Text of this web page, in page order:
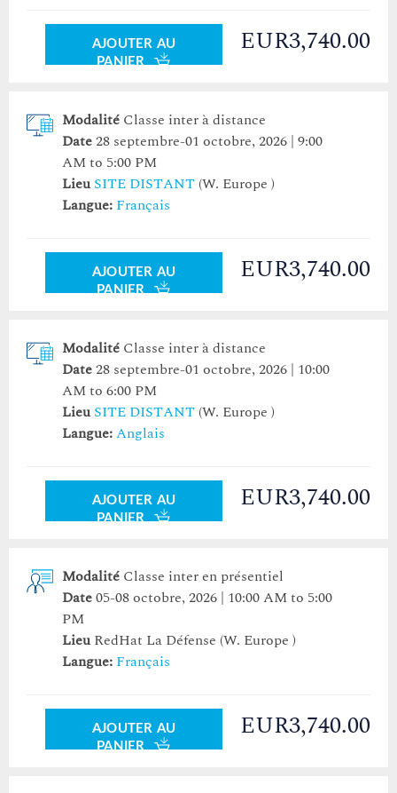
FermerEffacer Fermer
AJOUTER AU
PANIER
EUR3,740.00
Modalité Classe inter à distance
Date28 septembre-01 octobre, 2026 | 9:00
AM to 5:00 PM
Lieu SITE DISTANT (W. Europe )
Langue: Français
AJOUTER AU
PANIER
EUR3,740.00
Modalité Classe inter à distance
Date28 septembre-01 octobre, 2026 | 10:00
AM to 6:00 PM
Lieu SITE DISTANT (W. Europe )
Langue:Anglais
AJOUTER AU
PANIER
EUR3,740.00
Modalité Classe inter en présentiel
Date05-08 octobre, 2026 | 10:00 AM to 5:00
PM
Lieu RedHat La Défense (W. Europe )
Langue: Français
AJOUTER AU
PANIER
EUR3,740.00